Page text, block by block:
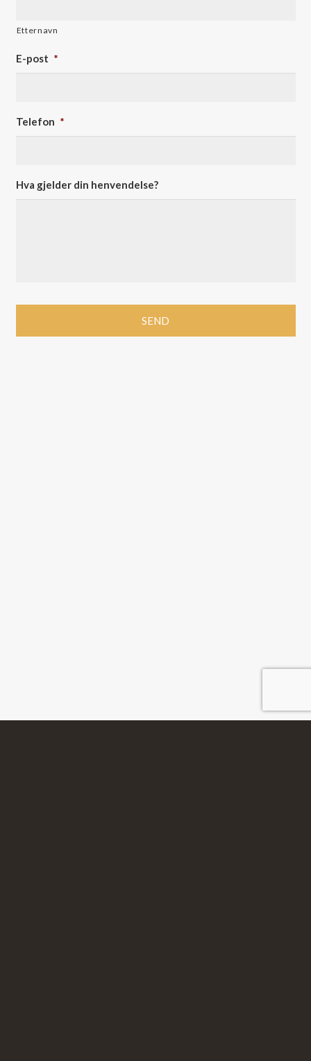
Etternavn
E-post *
Telefon *
Hva gjelder din henvendelse?